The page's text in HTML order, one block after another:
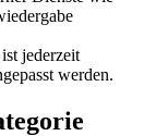
jederzeit
werden.